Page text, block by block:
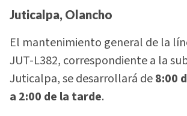
Juticalpa, Olancho
El mantenimiento general de la
JUT-L382, correspondiente a la
Juticalpa, se desarrollará de8:00
a 2:00 de la tarde.